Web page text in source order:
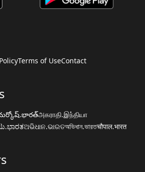
Terms of UseContact
அகராதி.இந்தியா
ଅଭିଧାନ.ଭାରତঅভিধান.ভারতचौपाल.भारत